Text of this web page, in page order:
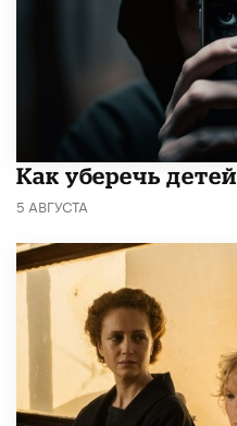
Как уберечь
5 АВГУСТА